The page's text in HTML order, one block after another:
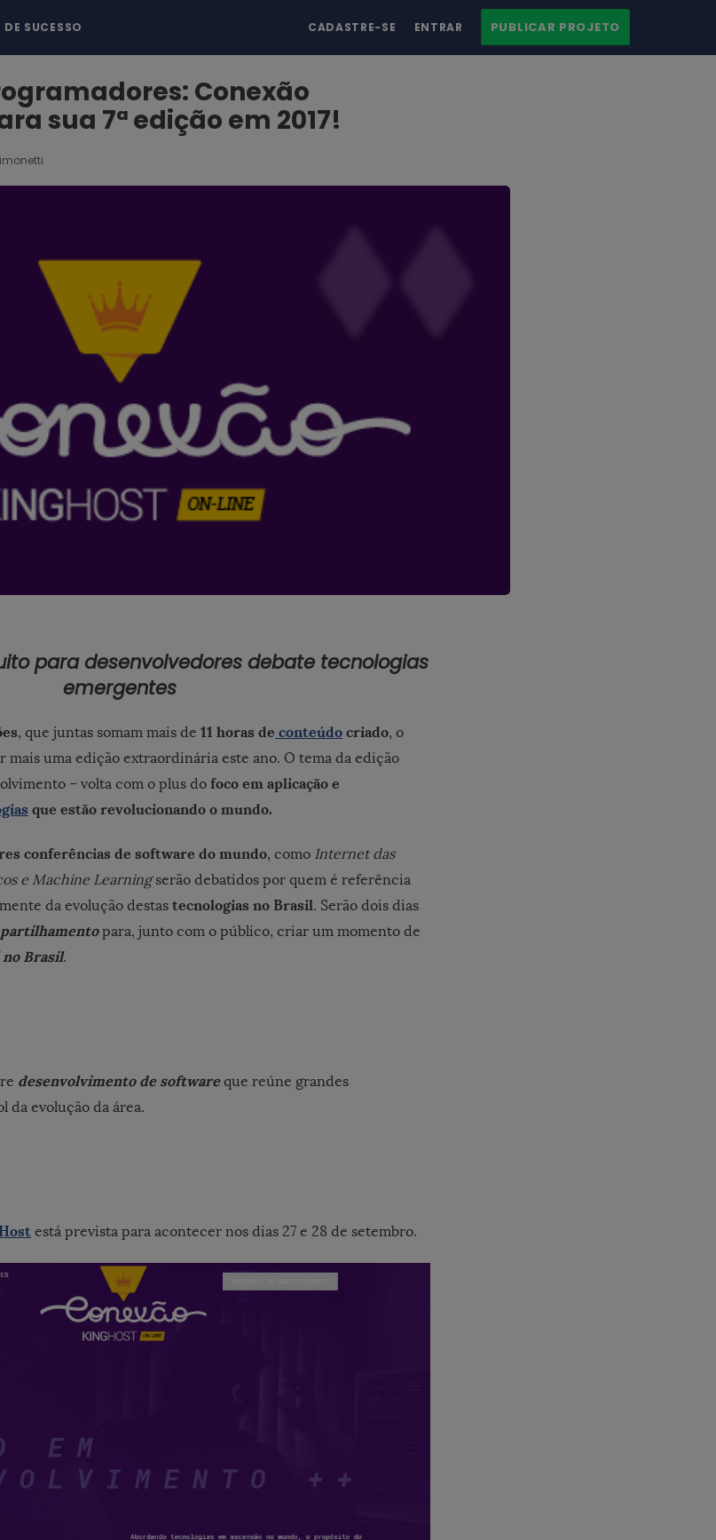
DE SUCESSO CADASTRE-SE ENTRAR PUBLICAR PROJETO
Conexão
sua 7ª edição em 2017!
para desenvolvedores debate tecnologias
emergentes
, que juntas somam mais de 11 horas de conteúdo criado, o
mais uma edição extraordinária este ano. O tema da edição
– volta com o plus do foco em aplicação e
que estão revolucionando o mundo.
conferências de software do mundo, como Internet das
e Machine Learningserão debatidos por quem é referência
da evolução destas tecnologias no Brasil. Serão dois dias
para, junto com o público, criar um momento de
no Brasil.
desenvolvimento de softwareque reúne grandes
da evolução da área.
está prevista para acontecer nos dias 27 e 28 de setembro.